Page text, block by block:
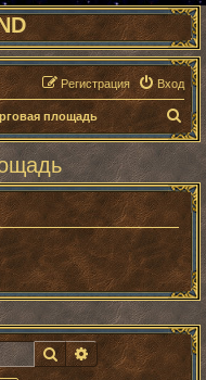
Вход
Регистрация
площадь
П
о
с
ПоискРасширенный